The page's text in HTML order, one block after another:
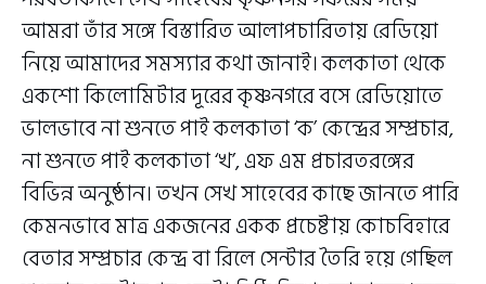
আমরা তাঁর সঙ্গে বিস্তারিত আলাপচারিতায় রেডিয়ো
নিয়ে আমাদের সমস্যার কথা জানাই। কলকাতা থেকে
একশো কিলোমিটার দূরের কৃষ্ণনগরে বসে রেডিয়োতে
ভালভাবে না শুনতে পাই কলকাতা ‘ক’ কেন্দ্রের সম্প্রচার,
না শুনতে পাই কলকাতা ‘খ’, এফ এম প্রচারতরঙ্গের
বিভিন্ন অনুষ্ঠান। তখন সেখ সাহেবের কাছে জানতে পারি
কেমনভাবে মাত্র একজনের একক প্রচেষ্টায় কোচবিহারে
বেতার সম্প্রচার কেন্দ্র বা রিলে সেন্টার তৈরি হয়ে গেছিল